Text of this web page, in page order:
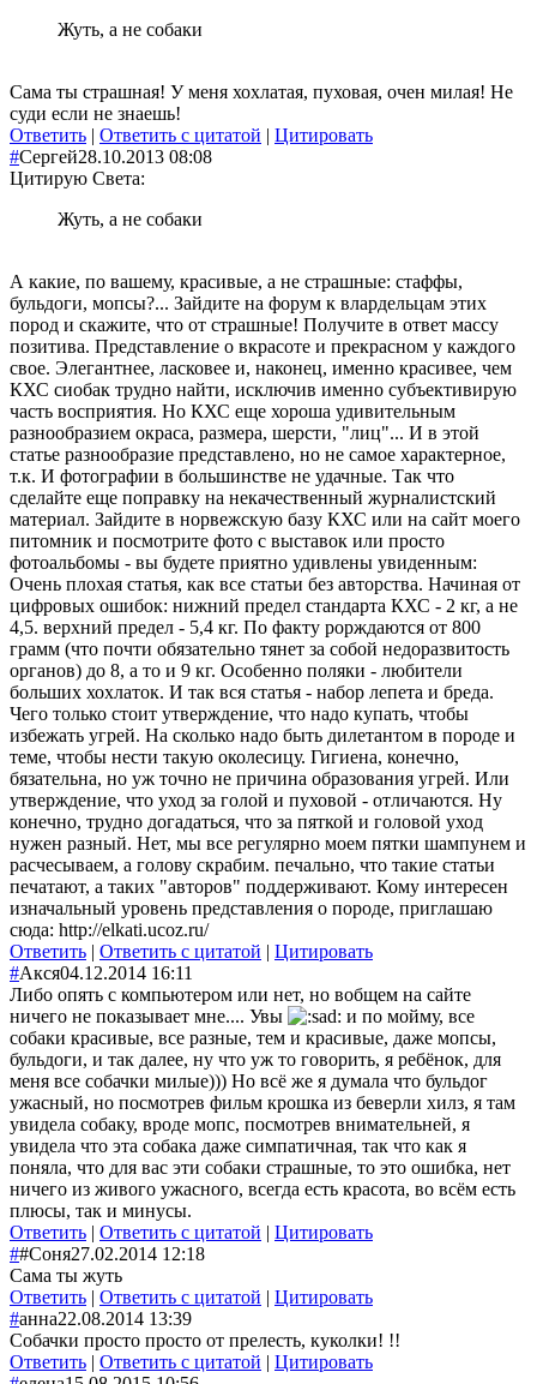
Жуть, а не собаки
Сама ты страшная! У меня хохлатая, пуховая, очен милая! Не
суди если не знаешь!
Ответить | Ответить с цитатой | Цитировать
#Сергей28.10.2013 08:08
Цитирую Света:
Жуть, а не собаки
А какие, по вашему, красивые, а не страшные: стаффы,
бульдоги, мопсы?... Зайдите на форум к влардельцам этих
пород и скажите, что от страшные! Получите в ответ массу
позитива. Представление о вкрасоте и прекрасном у каждого
свое. Элегантнее, ласковее и, наконец, именно красивее, чем
КХС сиобак трудно найти, исключив именно субъективирую
часть восприятия. Но КХС еще хороша удивительным
разнообразием окраса, размера, шерсти, "лиц"... И в этой
статье разнообразие представлено, но не самое характерное,
т.к. И фотографии в большинстве не удачные. Так что
сделайте еще поправку на некачественный журналистский
материал. Зайдите в норвежскую базу КХС или на сайт моего
питомник и посмотрите фото с выставок или просто
фотоальбомы - вы будете приятно удивлены увиденным:
Очень плохая статья, как все статьи без авторства. Начиная от
цифровых ошибок: нижний предел стандарта КХС - 2 кг, а не
4,5. верхний предел - 5,4 кг. По факту рорждаются от 800
грамм (что почти обязательно тянет за собой недоразвитость
органов) до 8, а то и 9 кг. Особенно поляки - любители
больших хохлаток. И так вся статья - набор лепета и бреда.
Чего только стоит утверждение, что надо купать, чтобы
избежать угрей. На сколько надо быть дилетантом в породе и
теме, чтобы нести такую околесицу. Гигиена, конечно,
бязательна, но уж точно не причина образования угрей. Или
утверждение, что уход за голой и пуховой - отличаются. Ну
конечно, трудно догадаться, что за пяткой и головой уход
нужен разный. Нет, мы все регулярно моем пятки шампунем и
расчесываем, а голову скрабим. печально, что такие статьи
печатают, а таких "авторов" поддерживают. Кому интересен
изначальный уровень представления о породе, приглашаю
сюда: http://elkati.ucoz.ru/
Ответить | Ответить с цитатой | Цитировать
#Акся04.12.2014 16:11
Либо опять с компьютером или нет, но вобщем на сайте
ничего не показывает мне.... Увы
и по мойму, все
собаки красивые, все разные, тем и красивые, даже мопсы,
бульдоги, и так далее, ну что уж то говорить, я ребёнок, для
меня все собачки милые))) Но всё же я думала что бульдог
ужасный, но посмотрев фильм крошка из беверли хилз, я там
увидела собаку, вроде мопс, посмотрев внимательней, я
увидела что эта собака даже симпатичная, так что как я
поняла, что для вас эти собаки страшные, то это ошибка, нет
ничего из живого ужасного, всегда есть красота, во всём есть
плюсы, так и минусы.
Ответить | Ответить с цитатой | Цитировать
##Соня27.02.2014 12:18
Сама ты жуть
Ответить | Ответить с цитатой | Цитировать
#анна22.08.2014 13:39
Собачки просто просто от прелесть, куколки! !!
Ответить | Ответить с цитатой | Цитировать